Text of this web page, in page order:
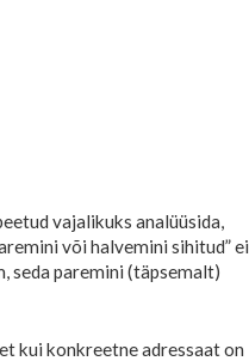
vajalikuks analüüsida,
või halvemini sihitud” ei
seda paremini (täpsemalt)
kui konkreetne adressaat on